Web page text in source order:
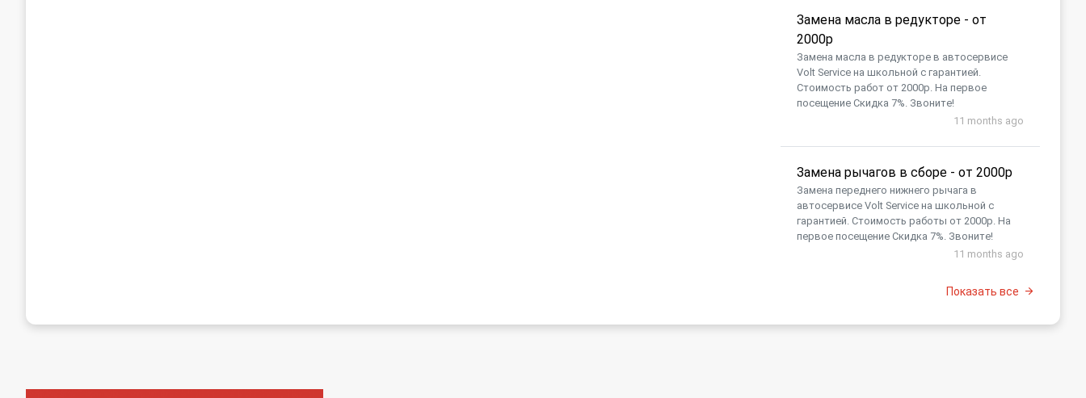
Замена масла в редукторе - от
2000р
Замена масла в редукторе в автосервисе
Volt Service на школьной с гарантией.
Стоимость работ от 2000р. На первое
посещение Скидка 7%. Звоните!
11 months ago
Замена рычагов в сборе - от 2000р
Замена переднего нижнего рычага в
автосервисе Volt Service на школьной с
гарантией. Стоимость работы от 2000р. На
первое посещение Скидка 7%. Звоните!
11 months ago
Показать все